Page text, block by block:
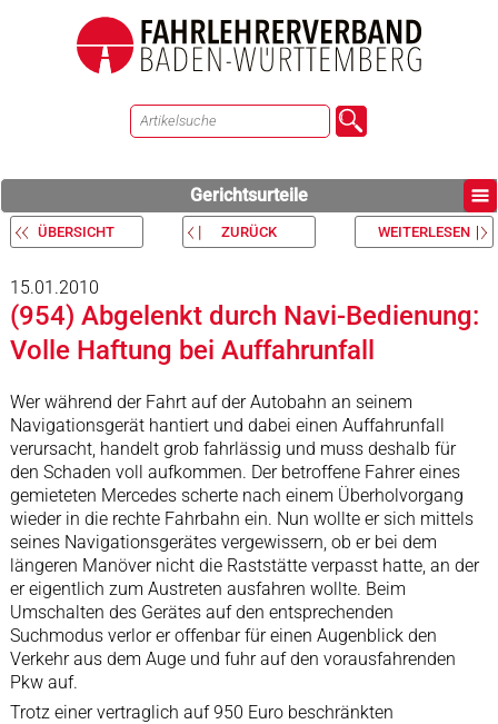
Gerichtsurteile
ÜBERSICHT ZURÜCK WEITERLESEN
15.01.2010
(954) Abgelenkt durch Navi-Bedienung:
Volle Haftung bei Auffahrunfall
Wer während der Fahrt auf der Autobahn an seinem
Navigationsgerät hantiert und dabei einen Auffahrunfall
verursacht, handelt grob fahrlässig und muss deshalb für
den Schaden voll aufkommen. Der betroffene Fahrer eines
gemieteten Mercedes scherte nach einem Überholvorgang
wieder in die rechte Fahrbahn ein. Nun wollte er sich mittels
seines Navigationsgerätes vergewissern, ob er bei dem
längeren Manöver nicht die Raststätte verpasst hatte, an der
er eigentlich zum Austreten ausfahren wollte. Beim
Umschalten des Gerätes auf den entsprechenden
Suchmodus verlor er offenbar für einen Augenblick den
Verkehr aus dem Auge und fuhr auf den vorausfahrenden
Pkw auf.
Trotz einer vertraglich auf 950 Euro beschränkten